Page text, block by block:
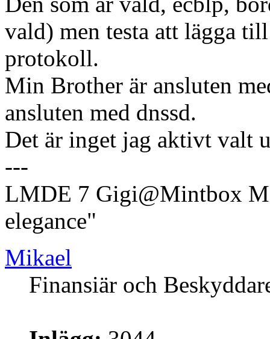
vald) men testa att lägga
protokoll.
Min Brother är ansluten
ansluten med dnssd.
Det är inget jag aktivt valt
---
LMDE 7 Gigi@Mintbox
elegance"
Mikael
Finansiär och